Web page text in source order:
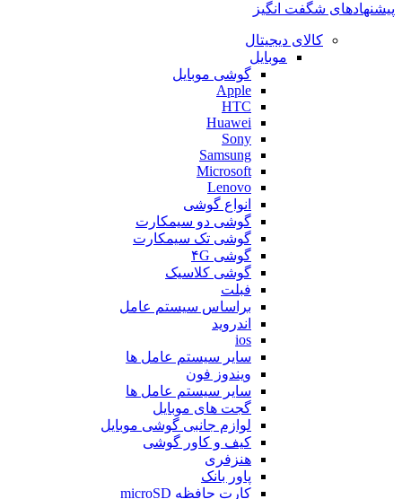
پیشنهادهای شگفت انگیز
کالای دیجیتال
موبایل
گوشی موبایل
Apple
HTC
Huawei
Sony
Samsung
Microsoft
Lenovo
انواع گوشی
گوشی دو سیمکارت
گوشی تک سیمکارت
گوشی ۴G
گوشی کلاسیک
فبلت
براساس سیستم عامل
اندروید
ios
سایر سیستم عامل ها
ویندوز فون
سایر سیستم عامل ها
گجت های موبایل
لوازم جانبی گوشی موبایل
کیف و کاور گوشی
هنزفری
پاور بانک
کارت حافظه microSD